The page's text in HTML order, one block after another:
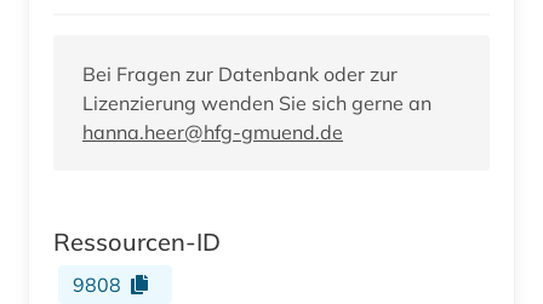
Bei Fragen zur Datenbank oder zur
Lizenzierung wenden Sie sich gerne an
hanna.heer@hfg-gmuend.de
Ressourcen-ID
9808